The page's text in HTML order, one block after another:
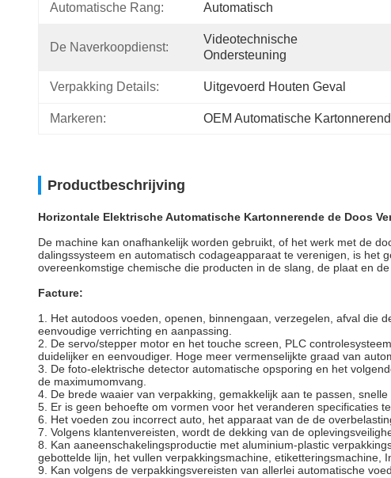
Automatische Rang: Automatisch
De Naverkoopdienst:
Videotechnische
Ondersteuning
Verpakking Details: Uitgevoerd Houten Geval
Markeren: OEM Automatische
Productbeschrijving
Horizontale Elektrische Automatische Kartonnerende de Doos
De machine kan onafhankelijk worden gebruikt, of het werk met de
dalingssysteem en automatisch codageapparaat te verenigen, is het
overeenkomstige chemische die producten in de slang, de plaat en
Facture:
1. Het autodoos voeden, openen, binnengaan, verzegelen, afval die
eenvoudige verrichting en aanpassing.
2. De servo/stepper motor en het touche screen, PLC
duidelijker en eenvoudiger. Hoge meer vermenselijkte graad van
3. De foto-elektrische detector automatische opsporing en het
de maximumomvang.
4. De brede waaier van verpakking, gemakkelijk aan te passen,
5. Er is geen behoefte om vormen voor het veranderen specificaties
6. Het voeden zou incorrect auto, het apparaat van de de
7. Volgens klantenvereisten, wordt de dekking van de
8. Kan aaneenschakelingsproductie met aluminium-plastic
gebottelde lijn, het vullen verpakkingsmachine,
9. Kan volgens de verpakkingsvereisten van allerlei automatische